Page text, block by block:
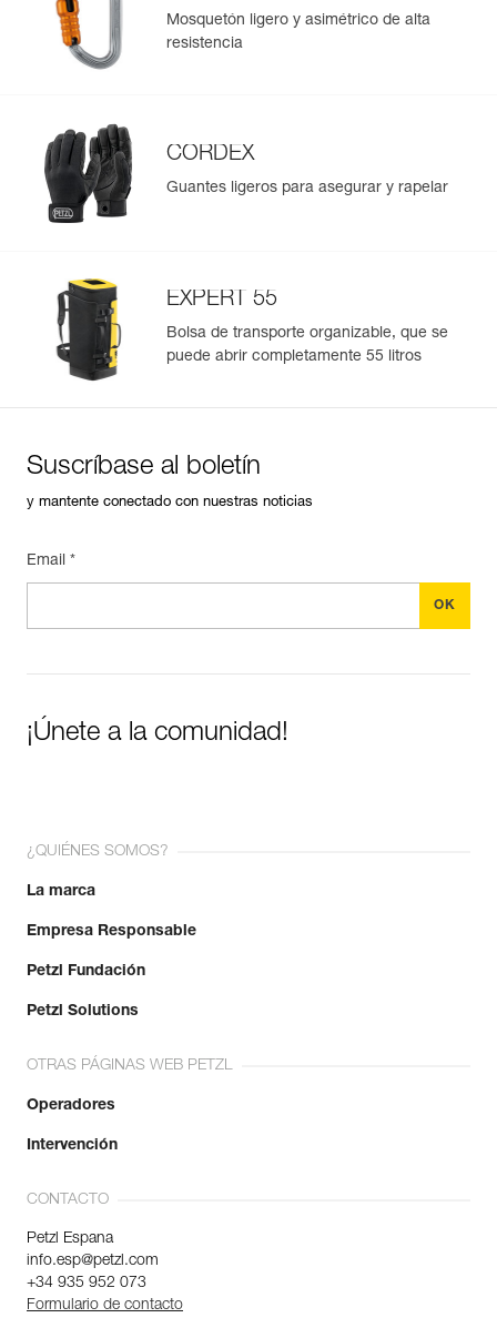
Mosquetón ligero y asimétrico de alta
resistencia
CORDEX
Guantes ligeros para asegurar y rapelar
EXPERT 55
Bolsa de transporte organizable, que se
puede abrir completamente 55 litros
Suscríbase al boletín
y mantente conectado con nuestras noticias
Email *
¡Únete a la comunidad!
¿QUIÉNES SOMOS?
La marca
Empresa Responsable
Petzl Fundación
Petzl Solutions
OTRAS PÁGINAS WEB PETZL
Operadores
Intervención
CONTACTO
Petzl Espana
info.esp@petzl.com
+34 935 952 073
Formulario de contacto